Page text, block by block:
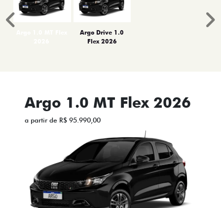
Argo Drive 1.0
Flex 2026
Anterior
Argo 1.0 MT Flex 2026
a partir de R$ 95.990,00